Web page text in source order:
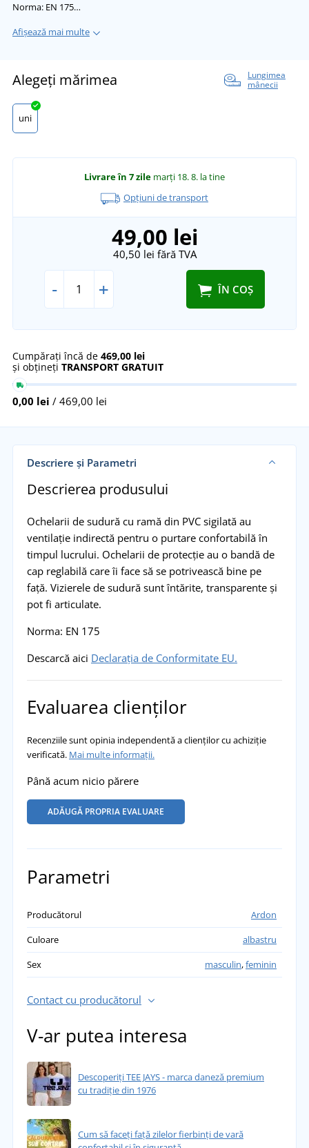
Norma: EN 175…
Afișează mai multe
Alegeți mărimea
Lungimea
mânecii
uni
Livrare în 7 zile marți 18. 8. la tine
Opțiuni de transport
49,00 lei
40,50 lei fără TVA
- + ÎN COȘ
Cumpărați încă de 469,00 lei
și obțineți TRANSPORT GRATUIT
0,00 lei / 469,00 lei
Descriere și Parametri
Descrierea produsului
Ochelarii de sudură cu ramă din PVC sigilată au
ventilație indirectă pentru o purtare confortabilă în
timpul lucrului. Ochelarii de protecție au o bandă de
cap reglabilă care îi face să se potrivească bine pe
față. Vizierele de sudură sunt întărite, transparente și
pot fi articulate.
Norma: EN 175
Descarcă aici Declarația de Conformitate EU.
Evaluarea clienților
Recenziile sunt opinia independentă a clienților cu achiziție
verificată. Mai multe informații.
Până acum nicio părere
ADĂUGĂ PROPRIA EVALUARE
Parametri
Producătorul
Ardon
Culoare
albastru
Sex
masculin,feminin
Contact cu producătorul
V-ar putea interesa
Descoperiți TEE JAYS - marca daneză premium
cu tradiție din 1976
Cum să faceți față zilelor fierbinți de vară